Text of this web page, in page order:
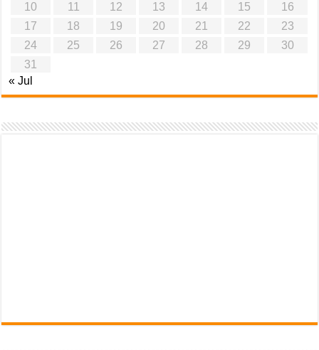
10
11 12 13 14 15
16
17
18 19 20 21 22
23
24
25 26 27 28 29
30
31
« Jul